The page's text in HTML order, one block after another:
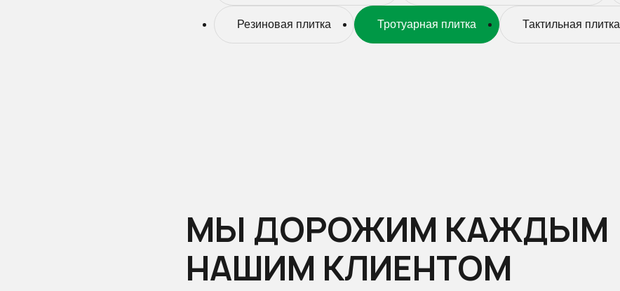
Резиновая плитка Тротуарная плитка Тактильная плитка
МЫ ДОРОЖИМ КАЖДЫМ
НАШИМ КЛИЕНТОМ